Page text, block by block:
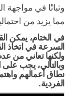
وثباتًا في مواجهة
مما يزيد من
في الختام، يمكن
السرعة في اتخاذ
ولكنها تعاني من
وبالتالي، يجب على
نطاق أعمالهم
الفردية.